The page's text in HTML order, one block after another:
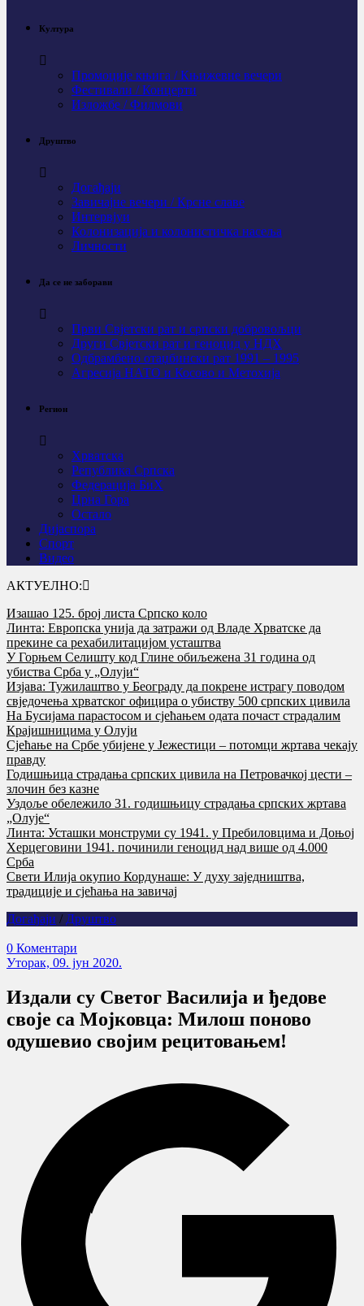
Култура
Промоције књига / Књижевне вечери
Фестивали / Концерти
Изложбе / Филмови
Друштво
Догађаји
Завичајне вечери / Крсне славе
Интервјуи
Колонизација и колонистичка насеља
Личности
Да се не заборави
Први Свјeтски рат и српски добровољци
Други Свјетски рат и геноцид у НДХ
Одбрамбено отаџбински рат 1991 – 1995
Агресија НАТО и Косово и Метохија
Регион
Хрватска
Република Српска
Федерација БиХ
Црна Гора
Остало
Дијаспора
Спорт
Видео
АКТУЕЛНО:
Изашао 125. број листа Српско коло
Линта: Европска унија да затражи од Владе Хрватске да
прекине са рехабилитацијом усташтва
У Горњем Селишту код Глине обиљежена 31 година од
убиства Срба у „Олуји“
Изјава: Тужилаштво у Београду да покрене истрагу поводом
свједочења хрватског официра о убиству 500 српских цивила
На Бусијама парастосом и сјећањем одата почаст страдалим
Крајишницима у Олуји
Сјећање на Србе убијене у Јежестици – потомци жртава чекају
правду
Годишњица страдања српских цивила на Петровачкој цести –
злочин без казне
Уздоље обележило 31. годишњицу страдања српских жртава
„Олује“
Линта: Усташки монструми су 1941. у Пребиловцима и Доњој
Херцеговини 1941. починили геноцид над више од 4.000
Срба
Свети Илија окупио Кордунаше: У духу заједништва,
традиције и сјећања на завичај
Догађаји / Друштво
0 Коментари
Уторак, 09. јун 2020.
Издали су Светог Василија и ђедове
своје са Мојковца: Милош поново
одушевио својим рецитовањем!